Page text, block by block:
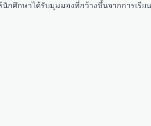
กศึกษาได้รับมุมมองที่กว้างขึ้นจากการเรีย